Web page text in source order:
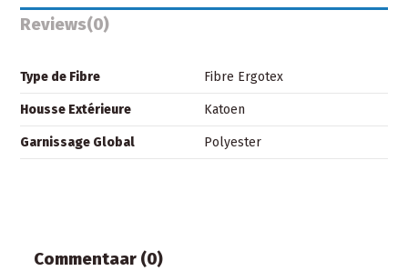
Reviews(0)
Type de Fibre Fibre Ergotex
Housse Extérieure Katoen
Garnissage Global Polyester
Commentaar (0)